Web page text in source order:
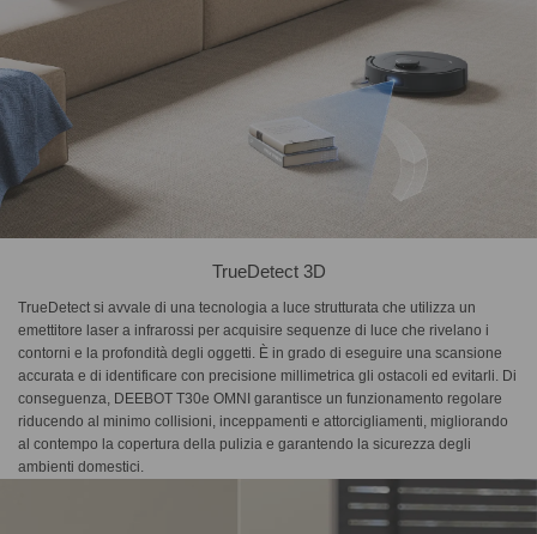
TrueDetect 3D
TrueDetect si avvale di una tecnologia a luce strutturata che utilizza un
emettitore laser a infrarossi per acquisire sequenze di luce che rivelano i
contorni e la profondità degli oggetti. È in grado di eseguire una scansione
accurata e di identificare con precisione millimetrica gli ostacoli ed evitarli. Di
conseguenza, DEEBOT T30e OMNI garantisce un funzionamento regolare
riducendo al minimo collisioni, inceppamenti e attorcigliamenti, migliorando
al contempo la copertura della pulizia e garantendo la sicurezza degli
ambienti domestici.